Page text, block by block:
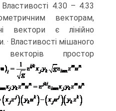
4.30 – 4.33
векторам,
вектори є лінійно
· Властивості мішаного
простор